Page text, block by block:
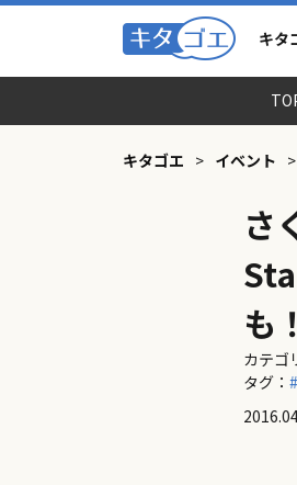
キタ
キタゴエ > イベント >
さ
も！
カテゴ
タグ：